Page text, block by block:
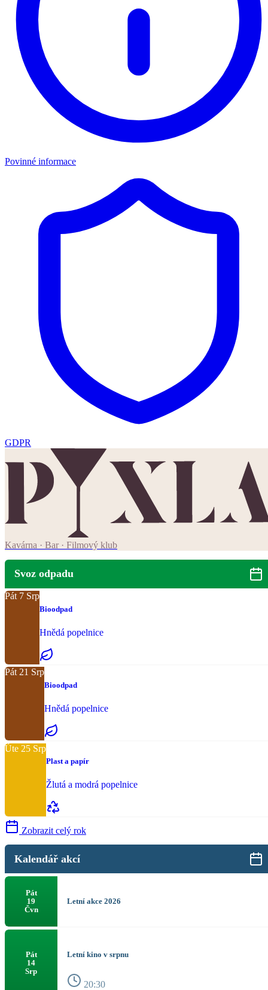
Povinné informace
GDPR
Kavárna · Bar · Filmový klub
Svoz odpadu
Pát 7 Srp
Bioodpad
Hnědá popelnice
Pát 21 Srp
Bioodpad
Hnědá popelnice
Úte 25 Srp
Plast a papír
Žlutá a modrá popelnice
Zobrazit celý rok
Kalendář akcí
Pát
19
Čvn
Letní akce 2026
Pát
14
Srp
Letní kino v srpnu
20:30